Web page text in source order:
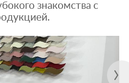
знакомства с